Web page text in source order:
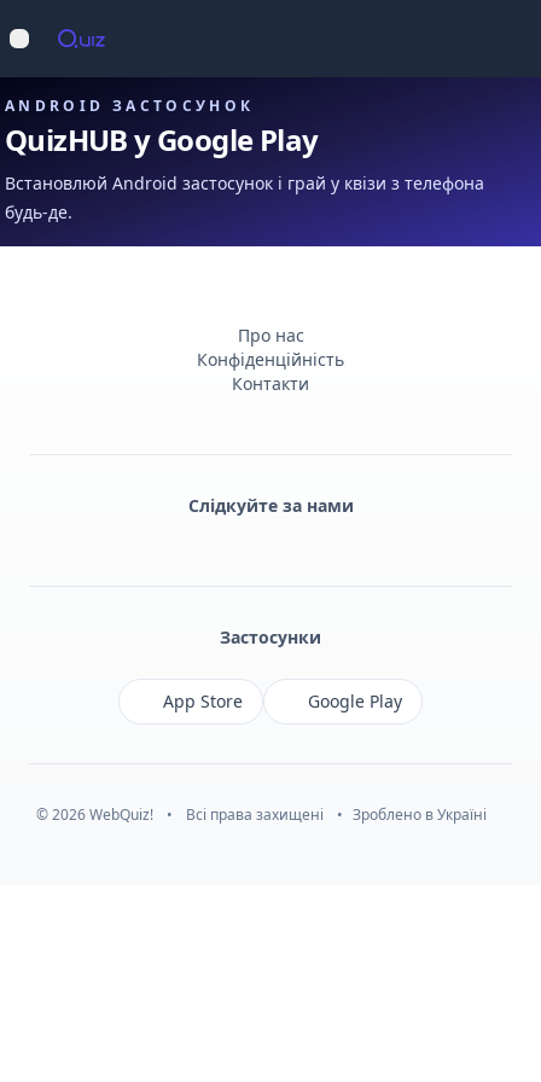
Відкрити меню
ANDROID ЗАСТОСУНОК
QuizHUB у Google Play
Встановлюй Android застосунок і грай у квізи з телефона
будь-де.
Про нас
Конфіденційність
Контакти
Слідкуйте за нами
Застосунки
App Store Google Play
© 2026 WebQuiz! • Всі права захищені • Зроблено в Україні